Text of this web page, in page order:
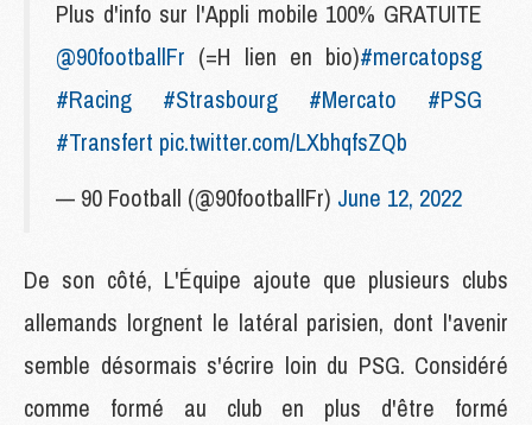
Plus d'info sur l'Appli mobile 100% GRATUITE
@90footballFr (=H lien en bio)#mercatopsg
#Racing
#Strasbourg #Mercato
#PSG
#Transfert pic.twitter.com/LXbhqfsZQb
— 90 Football (@90footballFr) June 12, 2022
De son côté, L'Équipe ajoute que plusieurs clubs
allemands lorgnent le latéral parisien, dont l'avenir
semble désormais s'écrire loin du PSG. Considéré
comme formé au club en plus d'être formé